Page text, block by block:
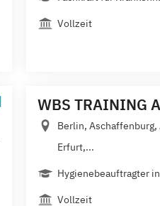
Vollzeit
WBS TRAINING
Berlin, Aschaffenburg,
Erfurt,...
Hygienebeauftragter
Vollzeit